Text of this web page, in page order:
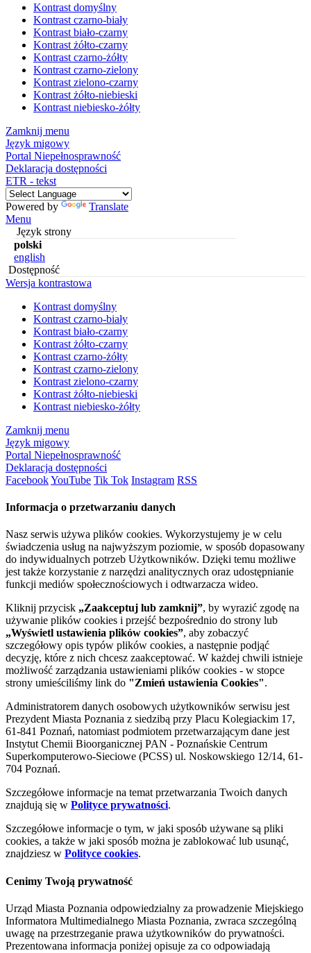
Kontrast domyślny
Kontrast czarno-biały
Kontrast biało-czarny
Kontrast żółto-czarny
Kontrast czarno-żółty
Kontrast czarno-zielony
Kontrast zielono-czarny
Kontrast żółto-niebieski
Kontrast niebiesko-żółty
Zamknij menu
Język migowy
Portal Niepełnosprawność
Deklaracja dostępności
ETR - tekst
Powered by
Translate
Menu
Język strony
polski
english
Dostępność
Wersja kontrastowa
Kontrast domyślny
Kontrast czarno-biały
Kontrast biało-czarny
Kontrast żółto-czarny
Kontrast czarno-żółty
Kontrast czarno-zielony
Kontrast zielono-czarny
Kontrast żółto-niebieski
Kontrast niebiesko-żółty
Zamknij menu
Język migowy
Portal Niepełnosprawność
Deklaracja dostępności
FacebookYouTube Tik Tok Instagram RSS
Informacja o przetwarzaniu danych
Nasz serwis używa plików cookies. Wykorzystujemy je w celu
świadczenia usług na najwyższym poziomie, w sposób dopasowany
do indywidualnych potrzeb Użytkowników. Dzięki temu możliwe
jest także korzystanie z narzędzi analitycznych oraz udostępnianie
funkcji mediów społecznościowych i odtwarzacza wideo.
Kliknij przycisk „Zaakceptuj lub zamknij”, by wyrazić zgodę na
używanie plików cookies i przejść bezpośrednio do strony lub
„Wyświetl ustawienia plików cookies”, aby zobaczyć
szczegółowy opis typów plików cookies, a następnie podjąć
decyzję, które z nich chcesz zaakceptować. W każdej chwili istnieje
możliwość zarządzania ustawieniami plików cookies - w stopce
strony umieściliśmy link do "Zmień ustawienia Cookies".
Administratorem danych osobowych użytkowników serwisu jest
Prezydent Miasta Poznania z siedzibą przy Placu Kolegiackim 17,
61-841 Poznań, natomiast podmiotem przetwarzającym dane jest
Instytut Chemii Bioorganicznej PAN - Poznańskie Centrum
Superkomputerowo-Sieciowe (PCSS) ul. Noskowskiego 12/14, 61-
704 Poznań.
Szczegółowe informacje na temat przetwarzania Twoich danych
znajdują się w Polityce prywatności.
Szczegółowe informacje o tym, w jaki sposób używane są pliki
cookies, a także w jaki sposób można je zablokować lub usunąć,
znajdziesz w Polityce cookies.
Cenimy Twoją prywatność
Urząd Miasta Poznania odpowiedzialny za prowadzenie Miejskiego
Informatora Multimedialnego Miasta Poznania, zwraca szczególną
uwagę na przestrzeganie prawa użytkowników do prywatności.
Prezentowana informacja poniżej opisuje za co odpowiadają